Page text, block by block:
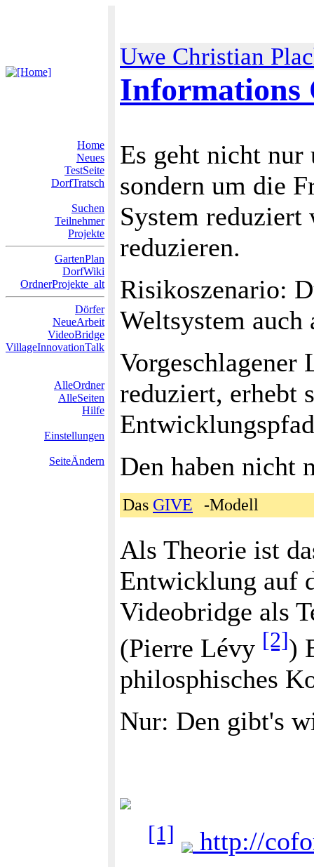
Uwe Christian
Informations
Home
Neues
TestSeite
DorfTratsch
Suchen
Teilnehmer
Projekte
GartenPlan
DorfWiki
OrdnerProjekte_alt
Dörfer
NeueArbeit
VideoBridge
VillageInnovationTalk
AlleOrdner
AlleSeiten
Hilfe
Einstellungen
SeiteÄndern
Es geht nicht
sondern um die
System
reduzieren.
Risikoszenario:
Weltsystem
reduziert, erhebt
Den haben nicht
Das GIVE -Modell
Als Theorie ist
Entwicklung auf
Videobridge als
(Pierre Lévy [2])
philosphisches
Nur: Den gibt's
[1] http://